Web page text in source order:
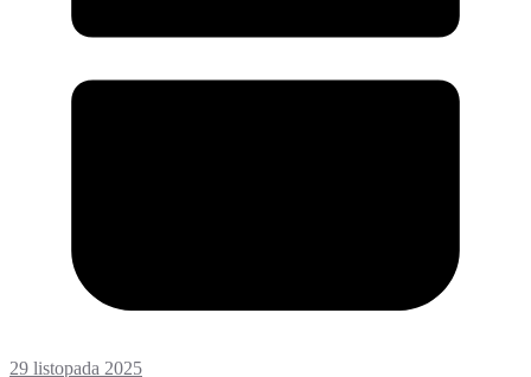
29 listopada 2025